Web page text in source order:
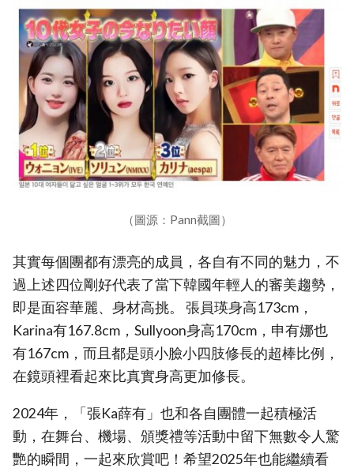
（圖源：Pann截圖）
其實每個團都有漂亮的成員，各自有不同的魅力，不
過上述四位剛好代表了當下韓國年輕人的審美趨勢，
即是面容華麗、身材高挑。 張員瑛身高173cm，
Karina有167.8cm，Sullyoon身高170cm，申有娜也
有167cm，而且都是頭小臉小四肢修長的超棒比例，
在鏡頭裡看起來比真實身高更加修長。
2024年，「張Ka薛有」也和各自團體一起積極活
動，在舞台、機場、頒獎禮等活動中留下無數令人驚
艷的瞬間，一起來欣賞吧！希望2025年也能繼續看